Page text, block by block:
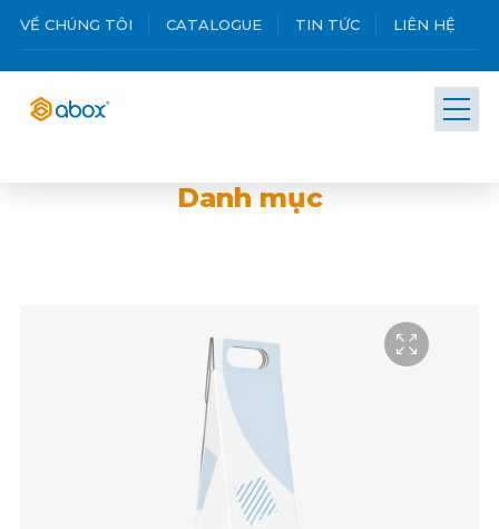
VỀ CHÚNG TÔI CATALOGUE TIN TỨC LIÊN HỆ
Danh mục